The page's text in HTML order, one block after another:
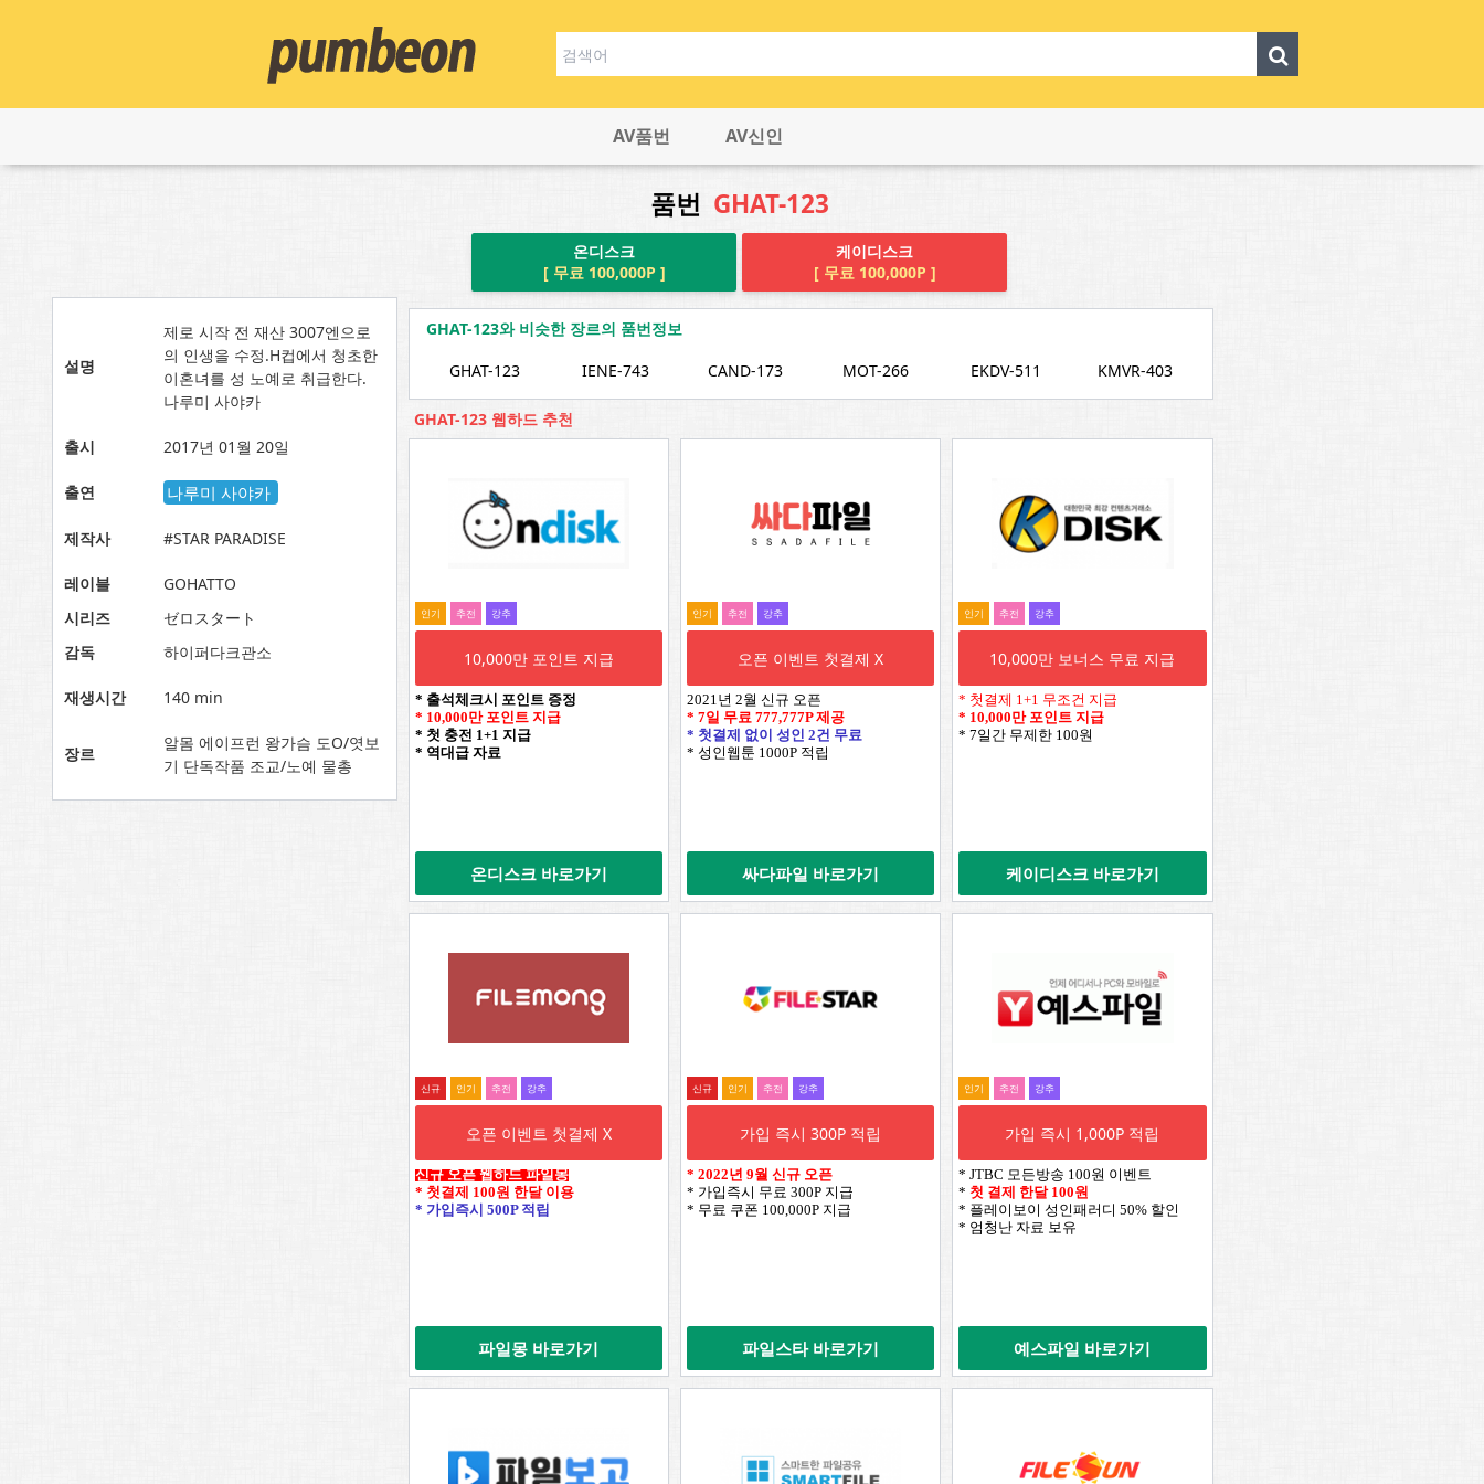
AV품번 AV신인
품번 GHAT-123
온디스크
[ 무료 100,000P ]
케이디스크
[ 무료 100,000P ]
설명
제로 시작 전 재산 3007엔으로
의 인생을 수정.H컵에서 청초한
이혼녀를 성 노예로 취급한다.
나루미 사야카
출시 2017년 01월 20일
출연 나루미 사야카
제작사 #STAR PARADISE
레이블
GOHATTO
시리즈
ゼロスタート
감독
하이퍼다크관소
재생시간 140 min
장르
알몸 에이프런 왕가슴 도O/엿보
기 단독작품 조교/노예 물총
GHAT-123와 비슷한 장르의 품번정보
GHAT-123
IENE-743 CAND-173 MOT-266 EKDV-511 KMVR-403
GHAT-123 웹하드 추천
인기 추전 강추
10,000만 포인트 지급
* 출석체크시 포인트 증정
* 10,000만 포인트 지급
* 첫 충전 1+1 지급
* 역대급 자료
온디스크 바로가기
인기 추전 강추
오픈 이벤트 첫결제 X
2021년 2월 신규 오픈
* 7일 무료 777,777P제공
* 첫결제 없이 성인 2건 무료
* 성인웹툰 1000P 적립
싸다파일 바로가기
인기 추전 강추
10,000만 보너스 무료 지급
* 첫결제 1+1 무조건 지급
* 10,000만 포인트 지급
* 7일간 무제한 100원
케이디스크 바로가기
신규 인기 추전 강추
오픈 이벤트 첫결제 X
신규 오픈 웹하드 파일몽
* 첫결제 100원 한달 이용
* 가입즉시 500P 적립
파일몽 바로가기
신규 인기 추전 강추
가입 즉시 300P 적립
* 2022년 9월 신규 오픈
* 가입즉시 무료 300P 지급
* 무료 쿠폰 100,000P 지급
파일스타 바로가기
인기 추전 강추
가입 즉시 1,000P 적립
* JTBC 모든방송 100원 이벤트
* 첫 결제 한달 100원
* 플레이보이 성인패러디 50% 할인
* 엄청난 자료 보유
예스파일 바로가기